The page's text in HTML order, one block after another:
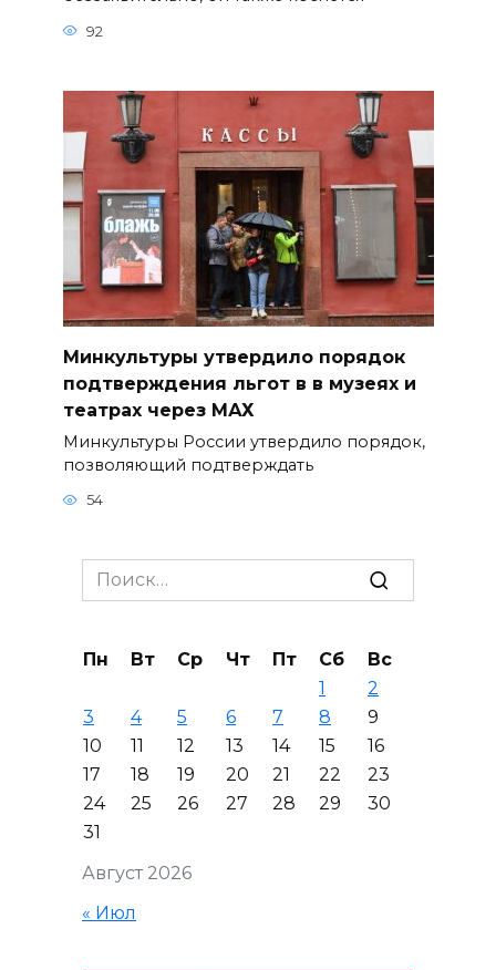
92
Минкультуры утвердило порядок
подтверждения льгот в в музеях и
театрах через МАХ
Минкультуры России утвердило порядок,
позволяющий подтверждать
54
Search
for:
Август 2026
Пн Вт Ср Чт Пт Сб
Вс
1
2
3
4 5 6 7 8
9
10
11 12 13 14 15
16
17
18 19 20 21 22
23
24
25 26 27 28 29
30
31
« Июл